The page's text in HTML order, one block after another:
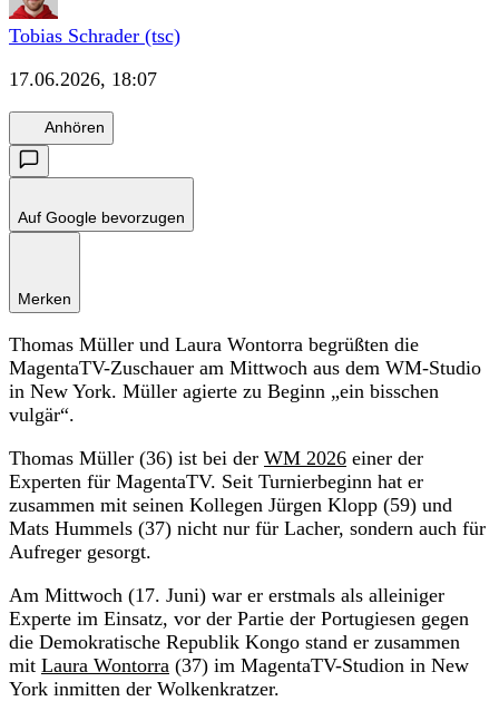
Tobias Schrader (tsc)
17.06.2026, 18:07
Anhören
Auf Google bevorzugen
Merken
Thomas Müller und Laura Wontorra begrüßten die
MagentaTV-Zuschauer am Mittwoch aus dem WM-Studio
in New York. Müller agierte zu Beginn „ein bisschen
vulgär“.
Thomas Müller (36) ist bei der WM 2026 einer der
Experten für MagentaTV. Seit Turnierbeginn hat er
zusammen mit seinen Kollegen Jürgen Klopp (59) und
Mats Hummels (37) nicht nur für Lacher, sondern auch für
Aufreger gesorgt.
Am Mittwoch (17. Juni) war er erstmals als alleiniger
Experte im Einsatz, vor der Partie der Portugiesen gegen
die Demokratische Republik Kongo stand er zusammen
mit Laura Wontorra (37) im MagentaTV-Studion in New
York inmitten der Wolkenkratzer.